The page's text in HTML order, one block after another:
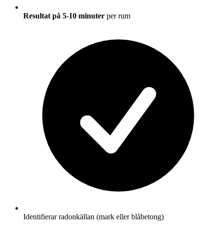
Resultat på 5-10 minuter per rum
Identifierar radonkällan (mark eller blåbetong)